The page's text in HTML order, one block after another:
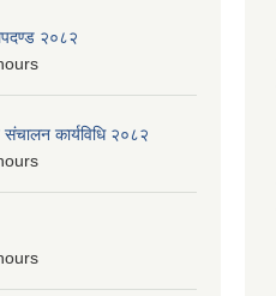
२०८२
कार्यविधि २०८२